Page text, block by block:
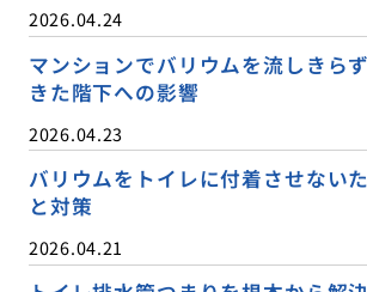
2026.04.24
マンションでバリウムを流しきら
きた階下への影響
2026.04.23
バリウムをトイレに付着させない
と対策
2026.04.21